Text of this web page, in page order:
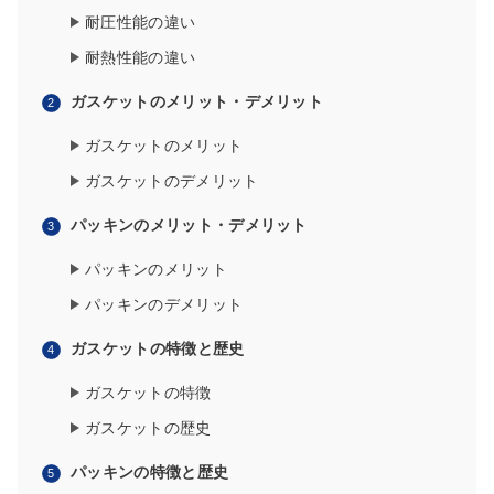
耐圧性能の違い
耐熱性能の違い
ガスケットのメリット・デメリット
ガスケットのメリット
ガスケットのデメリット
パッキンのメリット・デメリット
パッキンのメリット
パッキンのデメリット
ガスケットの特徴と歴史
ガスケットの特徴
ガスケットの歴史
パッキンの特徴と歴史